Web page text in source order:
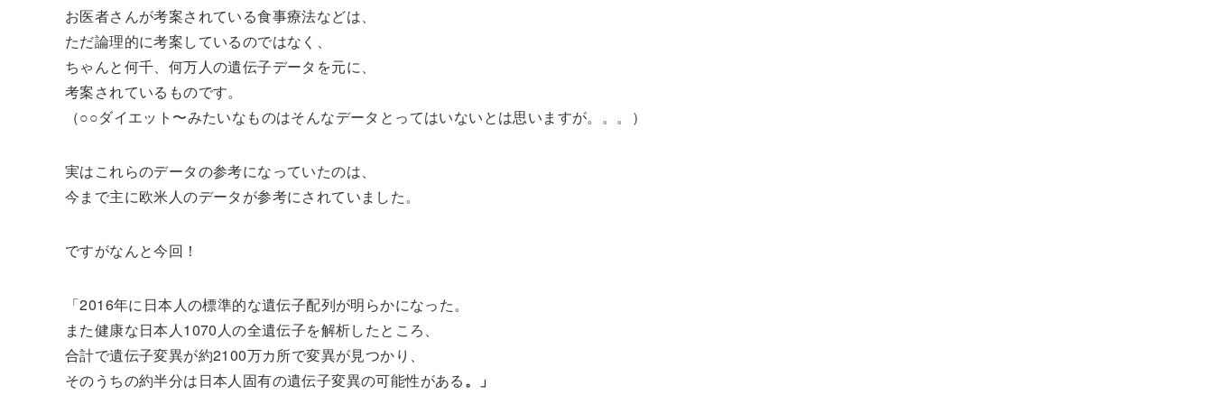
お医者さんが考案されている食事療法などは、
ただ論理的に考案しているのではなく、
ちゃんと何千、何万人の遺伝子データを元に、
考案されているものです。
（○○ダイエット〜みたいなものはそんなデータとってはいないとは思いますが。。。）
実はこれらのデータの参考になっていたのは、
今まで主に欧米人のデータが参考にされていました。
ですがなんと今回！
「2016年に日本人の標準的な遺伝子配列が明らかになった。
また健康な日本人1070人の全遺伝子を解析したところ、
合計で遺伝子変異が約2100万カ所で変異が見つかり、
そのうちの約半分は日本人固有の遺伝子変異の可能性がある。」